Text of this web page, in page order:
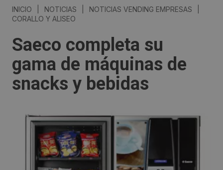
INICIO NOTICIAS NOTICIAS VENDING EMPRESAS
CORALLO Y ALISEO
Saeco completa su
gama de máquinas de
snacks y bebidas